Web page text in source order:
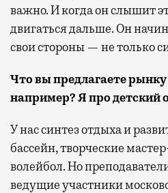
важно. И когда он слышит
двигаться дальше. Он
свои стороны — не только
Что вы предлагаете
например? Я про детский
У нас синтез отдыха и
бассейн, творческие
волейбол. Но
ведущие участники